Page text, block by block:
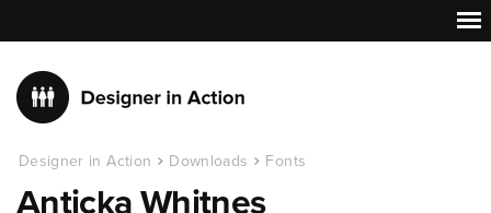
Designer in Action Downloads Fonts
Anticka Whitnes